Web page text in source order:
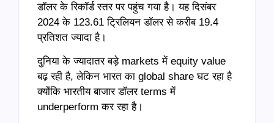
डॉलर के रिकॉर्ड स्तर पर पहुंच गया है। यह दिसंबर
2024 के 123.61 ट्रिलियन डॉलर से करीब 19.4
प्रतिशत ज्यादा है।
दुनिया के ज्यादातर बड़े markets में equity value
बढ़ रही है, लेकिन भारत का global share घट रहा है
क्योंकि भारतीय बाजार डॉलर terms में
underperform कर रहा है।